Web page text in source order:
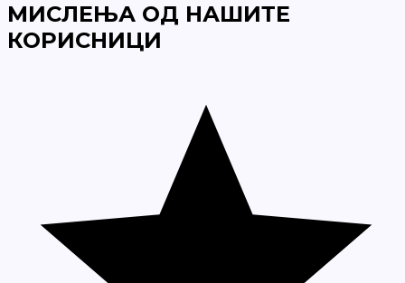
МИСЛЕЊА ОД НАШИТЕ
КОРИСНИЦИ